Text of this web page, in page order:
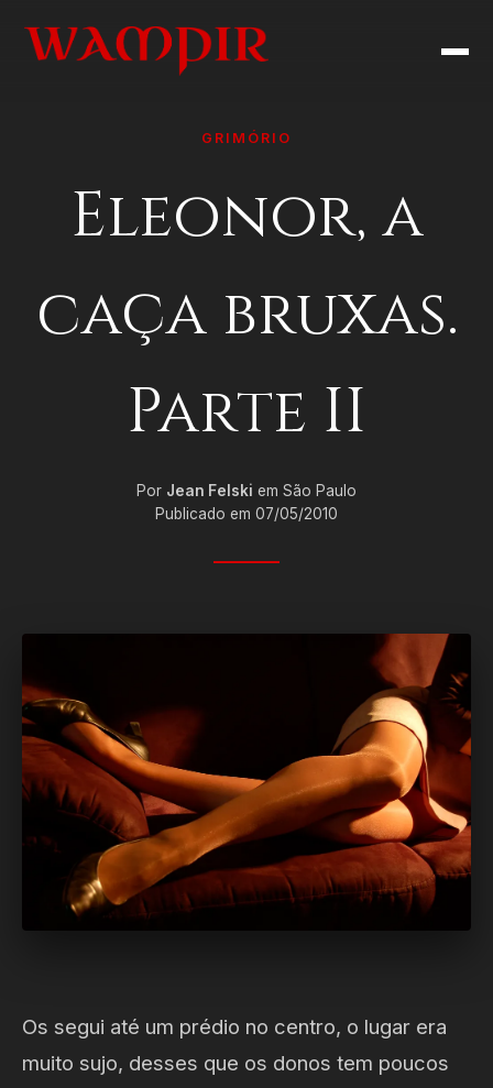
GRIMÓRIO
Eleonor, a
caça bruxas.
Parte II
Por Jean Felski em São Paulo
Publicado em 07/05/2010
Os segui até um prédio no centro, o lugar era
muito sujo, desses que os donos tem poucos